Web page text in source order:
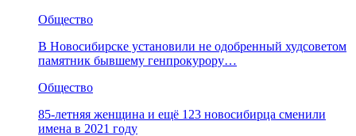
Общество
В Новосибирске установили не одобренный худсоветом
памятник бывшему генпрокурору…
Общество
85-летняя женщина и ещё 123 новосибирца сменили
имена в 2021 году